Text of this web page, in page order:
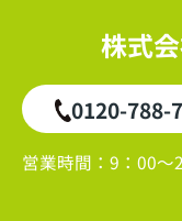
株式
0120-788-
営業時間： 9：00～